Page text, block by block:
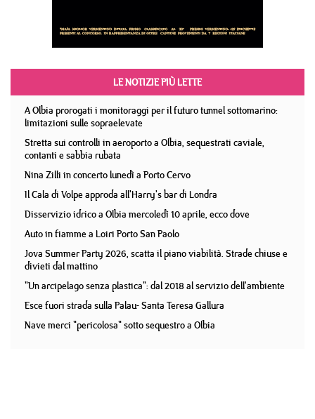
LE NOTIZIE PIÙ LETTE
A Olbia prorogati i monitoraggi per il futuro tunnel sottomarino:
limitazioni sulle sopraelevate
Stretta sui controlli in aeroporto a Olbia, sequestrati caviale,
contanti e sabbia rubata
Nina Zilli in concerto lunedì a Porto Cervo
Il Cala di Volpe approda all'Harry's bar di Londra
Disservizio idrico a Olbia mercoledì 10 aprile, ecco dove
Auto in fiamme a Loiri Porto San Paolo
Jova Summer Party 2026, scatta il piano viabilità. Strade chiuse e
divieti dal mattino
"Un arcipelago senza plastica": dal 2018 al servizio dell'ambiente
Esce fuori strada sulla Palau- Santa Teresa Gallura
Nave merci "pericolosa" sotto sequestro a Olbia